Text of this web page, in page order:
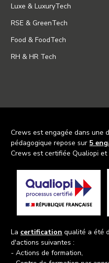
Luxe & LuxuryTech
RSE & GreenTech
Food & FoodTech
RH & HR Tech
Crews est engagée dans une
pédagogique repose sur 5
Crews est certifiée Qualiopi
La certification qualité a été
d'actions suivantes :
- Actions de formation,